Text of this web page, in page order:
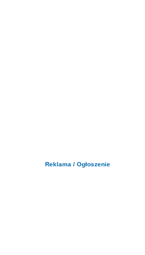
Reklama / Ogłoszenie